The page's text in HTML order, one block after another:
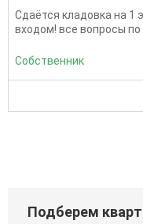
Сдаётся кладовка на
входом! все вопросы по
Собственник
Подберем